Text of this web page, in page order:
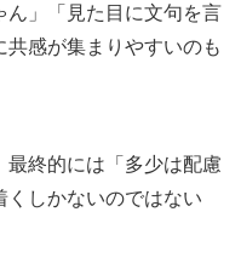
ん」「見た目に文句を言
共感が集まりやすいのも
最終的には「多少は配慮
くしかないのではない